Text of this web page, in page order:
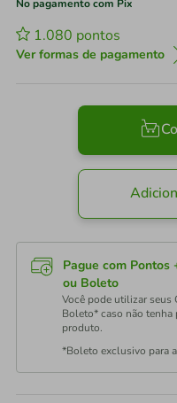
No pagamento com Pix
1.080 pontos
Ver formas de pagamento
Pague com Pontos
ou Boleto
Você pode utilizar seus
Boleto* caso não
produto.
*Boleto exclusivo para